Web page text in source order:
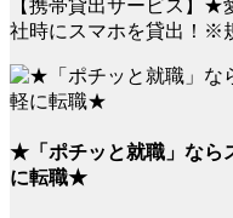
【携帯貸出サービス】
社時にスマホを貸出！※
★「ポチッと就職」なら
に転職★